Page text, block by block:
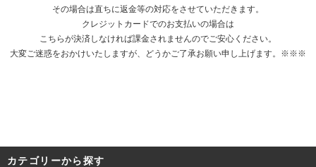
その場合は直ちに返金等の対応をさせていただきます。
クレジットカードでのお支払いの場合は
こちらが決済しなければ課金されませんのでご安心ください。
大変ご迷惑をおかけいたしますが、どうかご了承お願い申し上げます。※※※
カテゴリーから探す